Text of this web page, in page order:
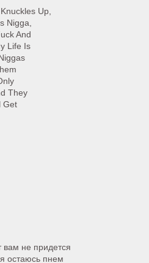
Up,
Nigga,
And
Life Is
They
Get
вам не придется
остаюсь пнем